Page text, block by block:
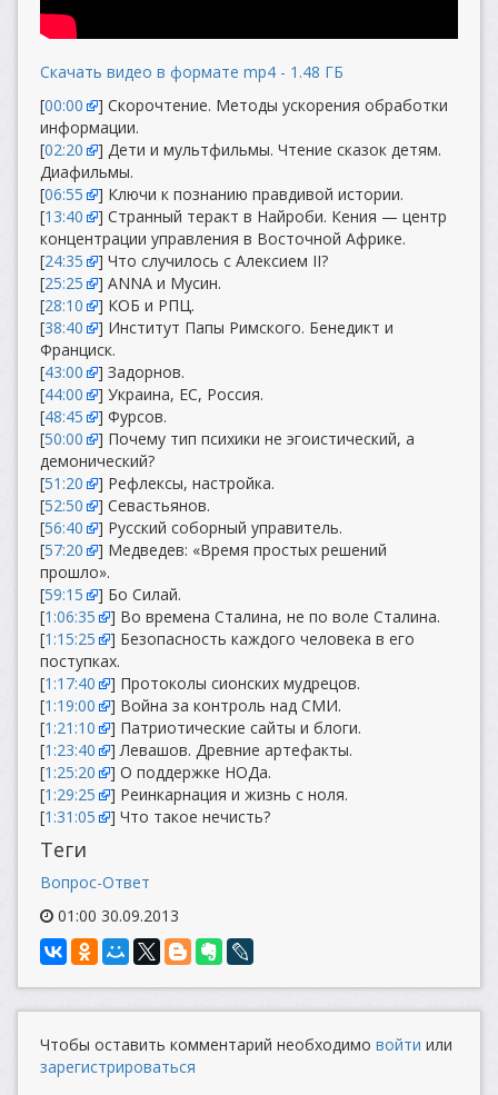
Скачать видео в формате mp4 - 1.48 ГБ
[00:00
] Скорочтение. Методы ускорения обработки
информации.
[02:20
] Дети и мультфильмы. Чтение сказок детям.
Диафильмы.
[06:55
] Ключи к познанию правдивой истории.
[13:40
] Странный теракт в Найроби. Кения — центр
концентрации управления в Восточной Африке.
[24:35
] Что случилось с Алексием II?
[25:25
] ANNA и Мусин.
[28:10
] КОБ и РПЦ.
[38:40
] Институт Папы Римского. Бенедикт и
Франциск.
[43:00
] Задорнов.
[44:00
] Украина, ЕС, Россия.
[48:45
] Фурсов.
[50:00
] Почему тип психики не эгоистический, а
демонический?
[51:20
] Рефлексы, настройка.
[52:50
] Севастьянов.
[56:40
] Русский соборный управитель.
[57:20
] Медведев: «Время простых решений
прошло».
[59:15
] Бо Силай.
[1:06:35
] Во времена Сталина, не по воле Сталина.
[1:15:25
] Безопасность каждого человека в его
поступках.
[1:17:40
] Протоколы сионских мудрецов.
[1:19:00
] Война за контроль над СМИ.
[1:21:10
] Патриотические сайты и блоги.
[1:23:40
] Левашов. Древние артефакты.
[1:25:20
] О поддержке НОДа.
[1:29:25
] Реинкарнация и жизнь с ноля.
[1:31:05 ] Что такое нечисть?
Теги
Вопрос-Ответ
01:00 30.09.2013
Чтобы оставить комментарий необходимо войти или
зарегистрироваться